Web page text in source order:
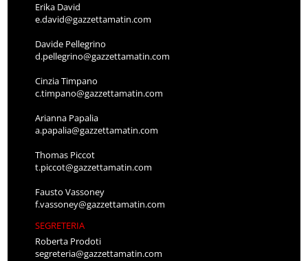
Erika David
e.david@gazzettamatin.com
Davide Pellegrino
d.pellegrino@gazzettamatin.com
Cinzia Timpano
c.timpano@gazzettamatin.com
Arianna Papalia
a.papalia@gazzettamatin.com
Thomas Piccot
t.piccot@gazzettamatin.com
Fausto Vassoney
f.vassoney@gazzettamatin.com
SEGRETERIA
Roberta Prodoti
segreteria@gazzettamatin.com